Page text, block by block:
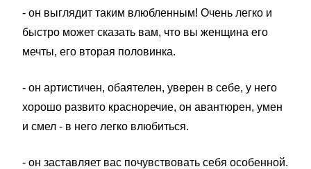
- он выглядит таким влюбленным! Очень легко и
быстро может сказать вам, что вы женщина его
мечты, его вторая половинка.
- он артистичен, обаятелен, уверен в себе, у него
хорошо развито красноречие, он авантюрен, умен
и смел - в него легко влюбиться.
- он заставляет вас почувствовать себя особенной.